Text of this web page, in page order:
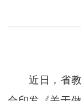
近日，省教